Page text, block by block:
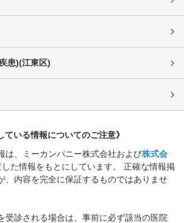
患)(江東区)
ている情報についてのご注意》
は、ミーカンパニー株式会社および株式会
た情報をもとにしています。 正確な情報掲
、内容を完全に保証するものではありませ
受診される場合は、事前に必ず該当の医院